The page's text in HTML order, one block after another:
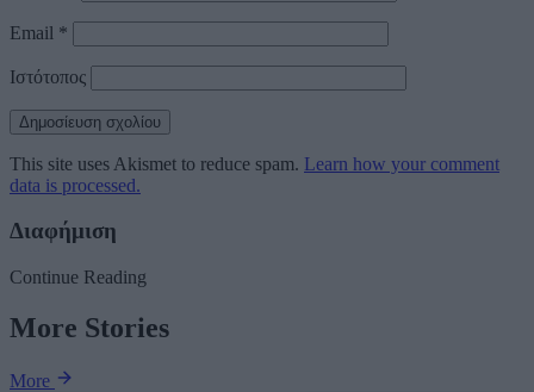
Email *
Ιστότοπος
This site uses Akismet to reduce spam. Learn how your comment
data is processed.
Διαφήμιση
Continue Reading
More Stories
More